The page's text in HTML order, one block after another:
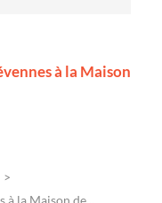
à la Maison
à la Maison de...